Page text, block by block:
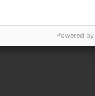
parte del
Powered by